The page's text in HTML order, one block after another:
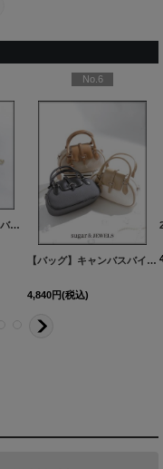
YB-2403-kj-BE
ツイード/パール/ハンドバック【バッグ】【Fサイズ/3カラー】[OF03]
No.6
【バッグ】キャンバスバイカラーミニバッグ【Fサイズ/3カラー】[OF03]
4,840円(税込)